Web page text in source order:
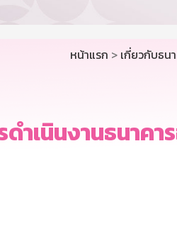
หน้าแรก > เกี่ยวกับธน
ำเนินงานธนาค